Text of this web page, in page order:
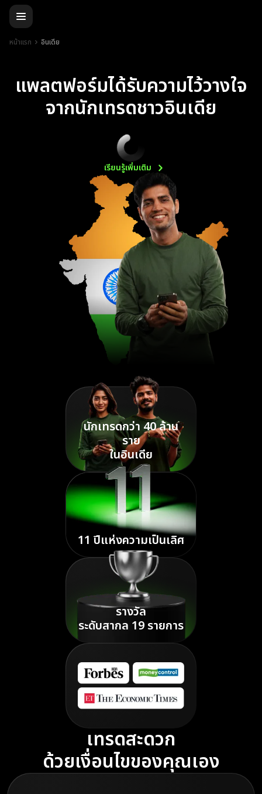
หน้าแรก อินเดีย
แพลตฟอร์มได้รับความไว้วางใจ
จากนักเทรดชาวอินเดีย
เรียนรู้เพิ่มเติม
นักเทรดกว่า 40 ล้าน
ราย
ในอินเดีย
11 ปีแห่งความเป็นเลิศ
รางวัล
ระดับสากล 19 รายการ
เทรดสะดวก
ด้วยเงื่อนไขของคุณเอง